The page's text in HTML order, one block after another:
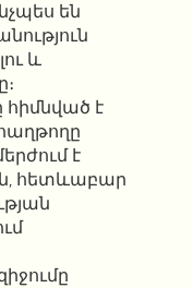
են
և
է
է
հետևաբար